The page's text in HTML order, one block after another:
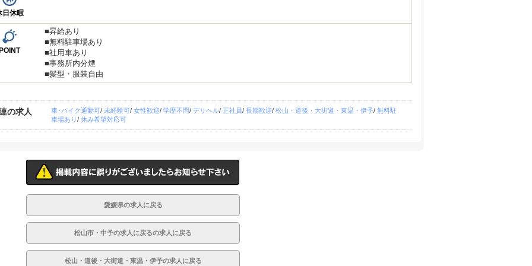
日休暇
■昇給あり
■無料駐車場あり
■社用車あり
■事務所内分煙
■髪型・服装自由
の求人 車･バイク通勤可/ 未経験可/ 女性歓迎/ 学歴不問/ デリヘル/ 正社員/ 長期歓迎/ 松山・道後・大街道・東温・伊予/ 無料駐
車場あり/ 休み希望対応可
愛媛県の求人に戻る
松山市・中予の求人に戻るの求人に戻る
松山・道後・大街道・東温・伊予の求人に戻る